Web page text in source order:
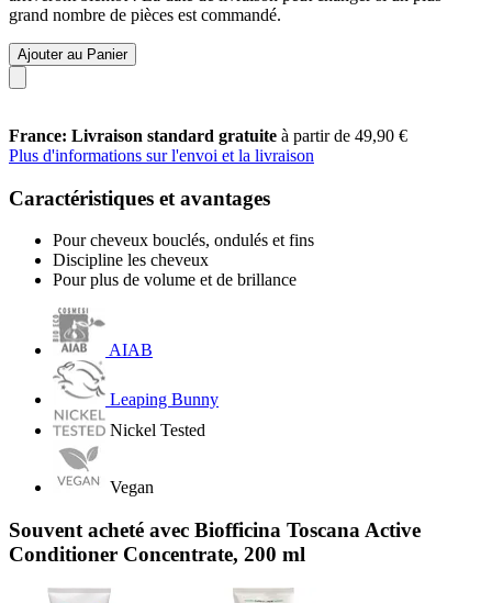
grand nombre de pièces est commandé.
Ajouter au Panier
France: Livraison standard gratuite à partir de 49,90 €
Plus d'informations sur l'envoi et la livraison
Caractéristiques et avantages
Pour cheveux bouclés, ondulés et fins
Discipline les cheveux
Pour plus de volume et de brillance
AIAB
Leaping Bunny
Nickel Tested
Vegan
Souvent acheté avec Biofficina Toscana Active
Conditioner Concentrate, 200 ml